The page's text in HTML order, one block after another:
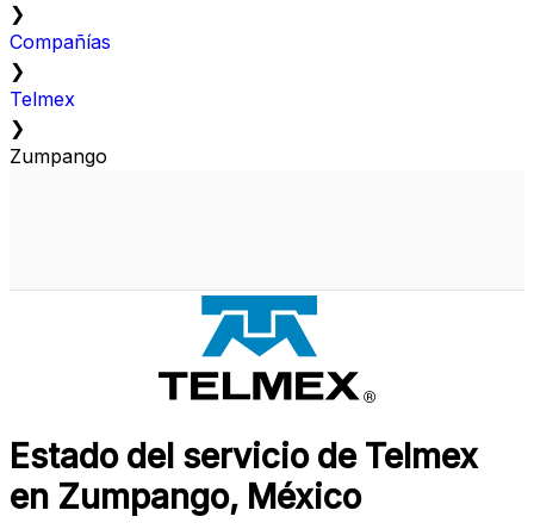
❯
Compañías
❯
Telmex
❯
Zumpango
Estado del servicio de Telmex
en Zumpango, México